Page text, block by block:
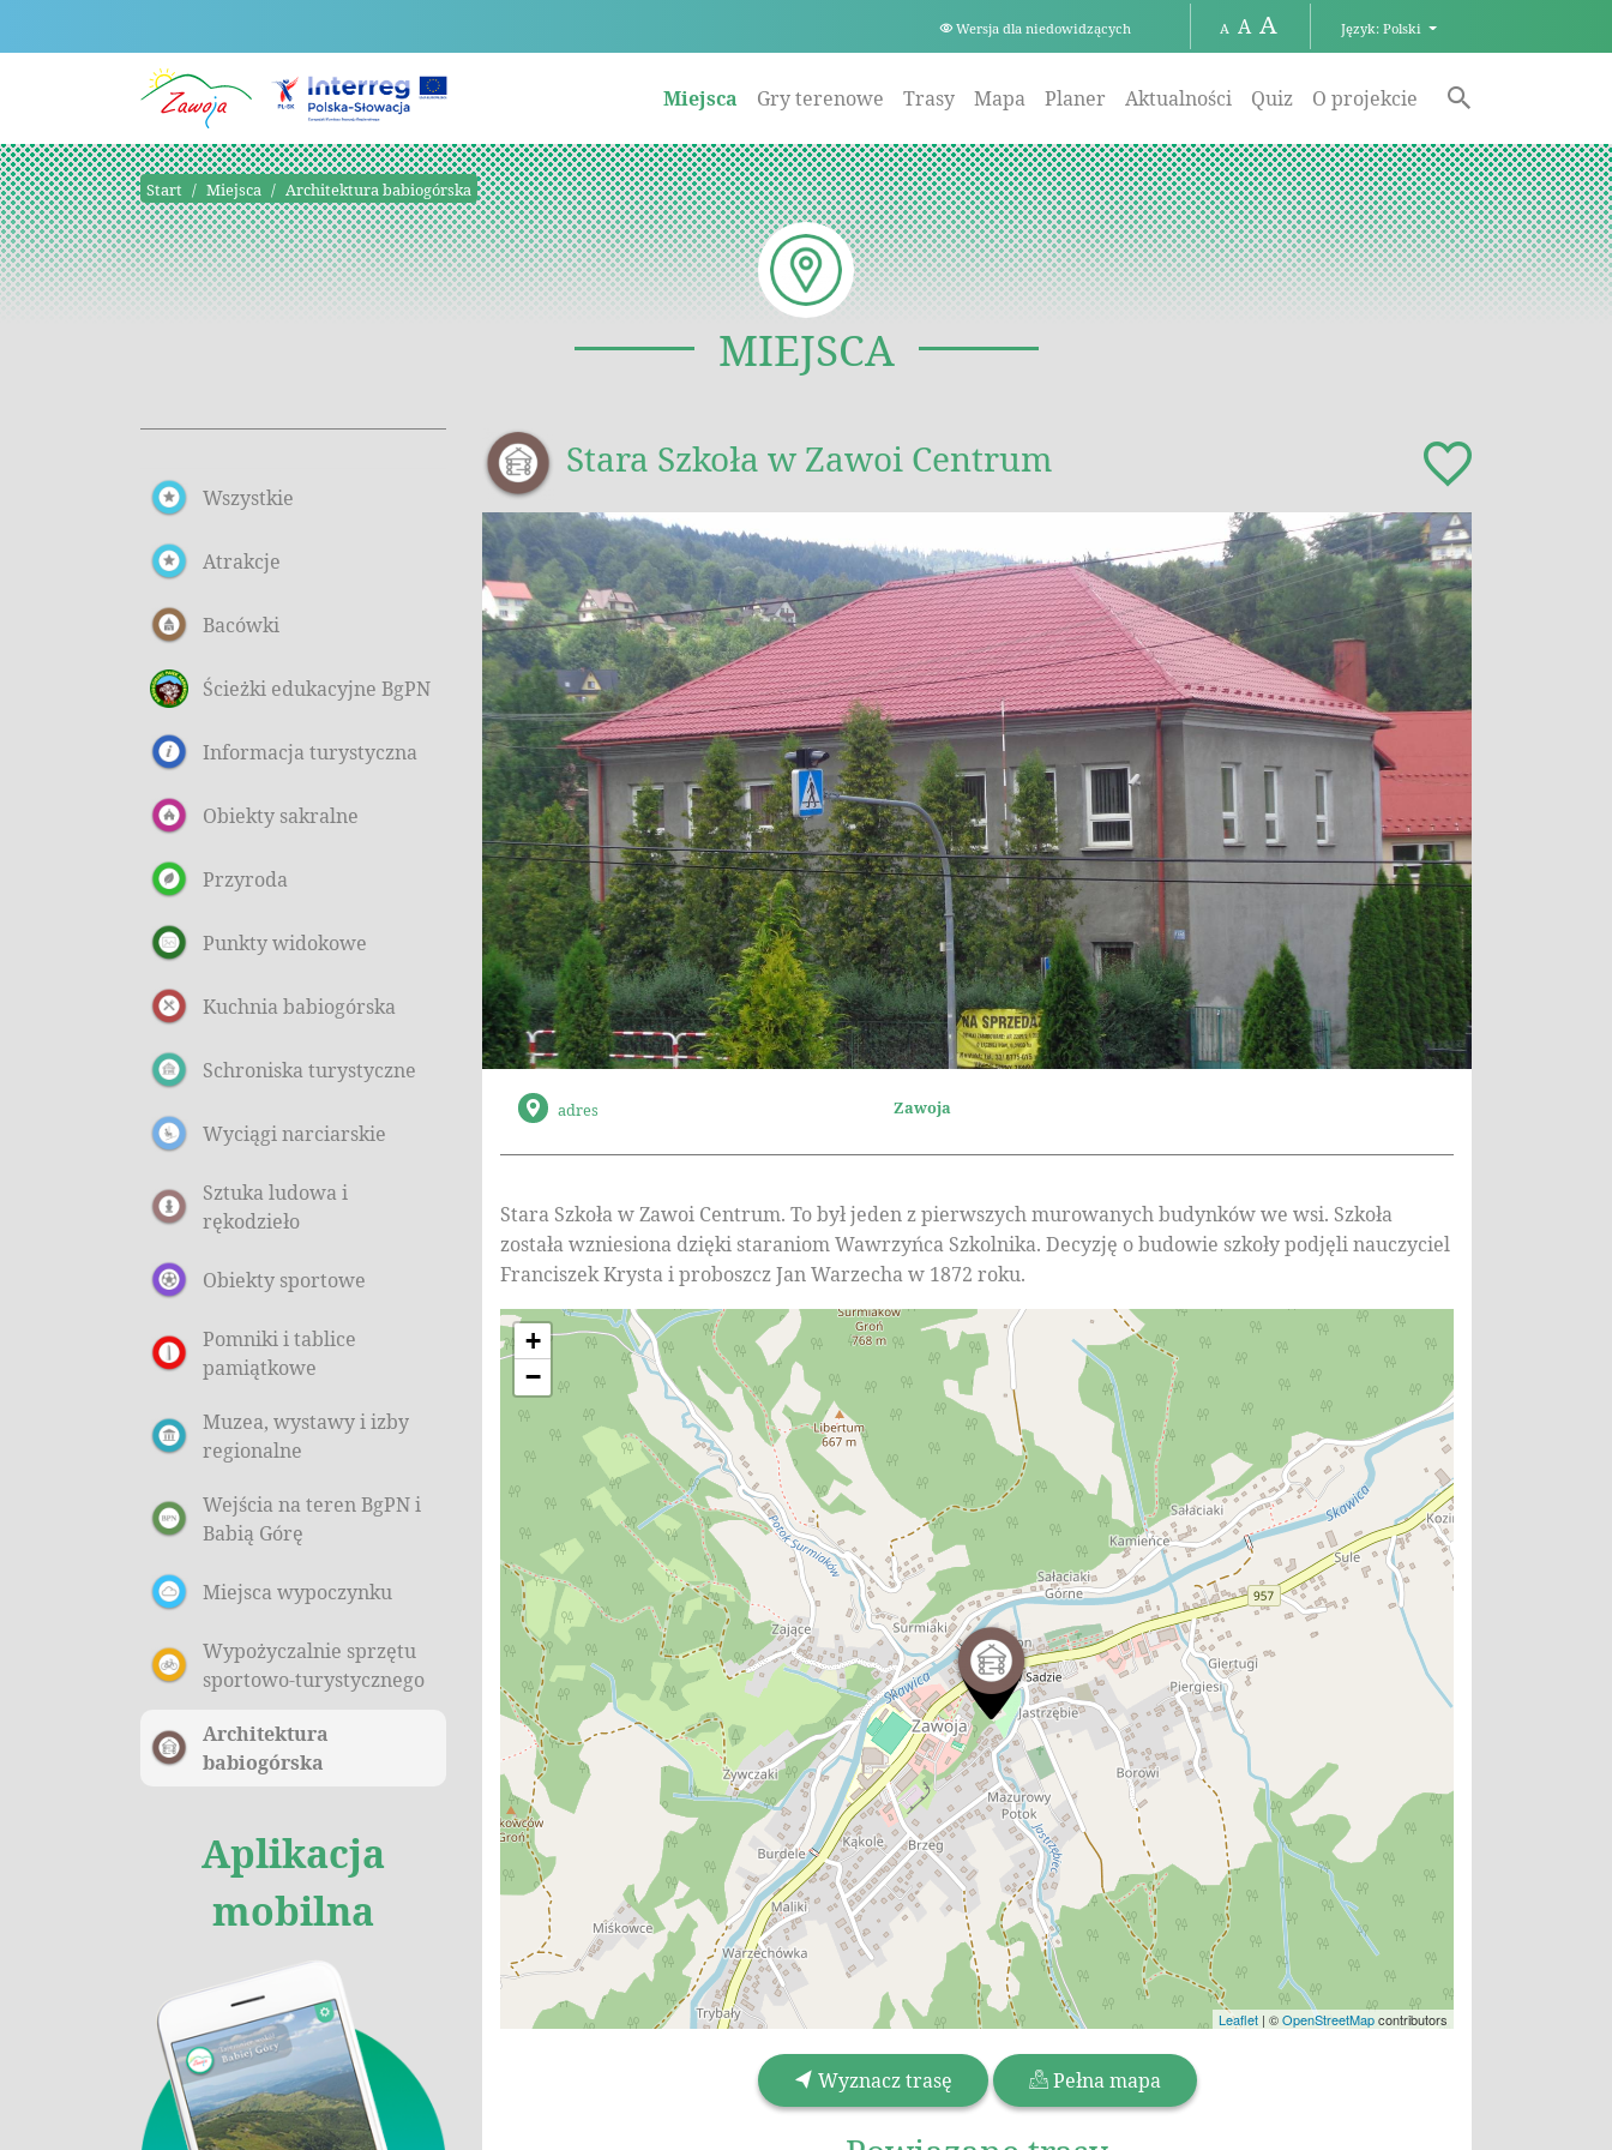
Wersja dla niedowidzących A A A Język: Polski
Miejsca Gry terenowe Trasy Mapa Planer Aktualności Quiz O projekcie
Start Miejsca Architektura babiogórska
MIEJSCA
Stara Szkoła w Zawoi Centrum
adres Zawoja
Stara Szkoła w Zawoi Centrum. To był jeden z pierwszych murowanych budynków we wsi. Szkoła
została wzniesiona dzięki staraniom Wawrzyńca Szkolnika. Decyzję o budowie szkoły podjęli nauczyciel
Franciszek Krysta i proboszcz Jan Warzecha w 1872 roku.
+
−
Leaflet | ©OpenStreetMapcontributors
Wyznacz trasę Pełna mapa
Wszystkie
Atrakcje
Bacówki
Ścieżki edukacyjne BgPN
Informacja turystyczna
Obiekty sakralne
Przyroda
Punkty widokowe
Kuchnia babiogórska
Schroniska turystyczne
Wyciągi narciarskie
Sztuka ludowa i
rękodzieło
Obiekty sportowe
Pomniki i tablice
pamiątkowe
Muzea, wystawy i izby
regionalne
Wejścia na teren BgPN i
Babią Górę
Miejsca wypoczynku
Wypożyczalnie sprzętu
sportowo-turystycznego
Architektura
babiogórska
Aplikacja
mobilna